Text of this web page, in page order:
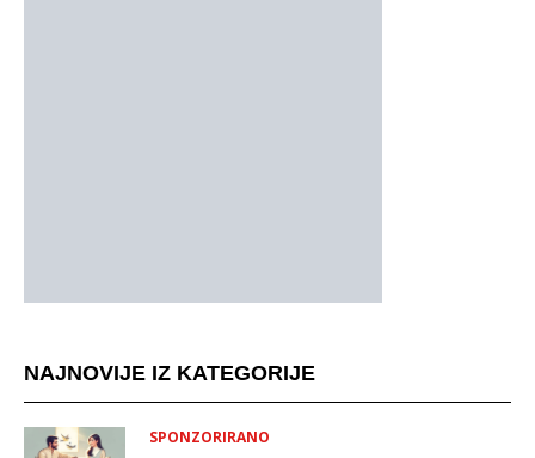
NAJNOVIJE IZ KATEGORIJE
SPONZORIRANO